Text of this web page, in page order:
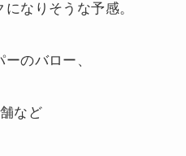
なりそうな予感。
のバロー、
など